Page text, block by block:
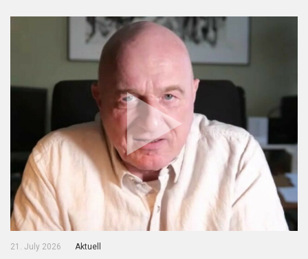
21. July 2026 Aktuell